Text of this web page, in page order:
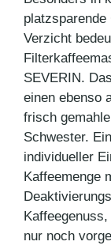
Verzicht
SEVERIN.
einen ebenso
frisch
Schwester.
individueller
Kaffeemenge
nur noch